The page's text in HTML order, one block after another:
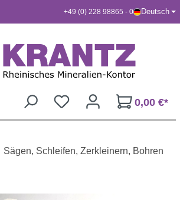
+49 (0) 228 98865 - 0 Deutsch
0,00 €*
Sägen, Schleifen, Zerkleinern, Bohren